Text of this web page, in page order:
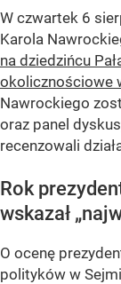
W czwartek 6
Karola
na dziedzińcu
okolicznościowe
Nawrockiego
oraz panel
recenzowali
Rok
wskazał
O ocenę
polityków w